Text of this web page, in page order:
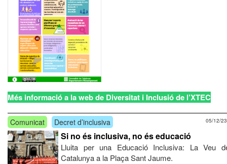
Més informació a la web de Diversitat i Inclusió de l’XTEC
Comunicat Decret d’inclusiva 05/12/23
Si no és inclusiva, no és educació
Lluita per una Educació Inclusiva: La Veu
Catalunya a la Plaça Sant Jaume.